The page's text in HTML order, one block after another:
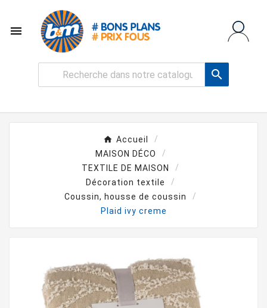


Accueil
MAISON DÉCO
TEXTILE DE MAISON
Décoration textile
Coussin, housse de coussin
Plaid ivy creme